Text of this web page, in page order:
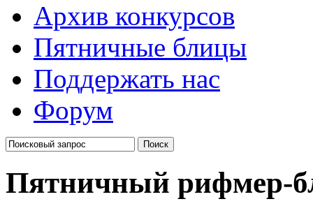
Архив конкурсов
Пятничные блицы
Поддержать нас
Форум
Пятничный рифмер-